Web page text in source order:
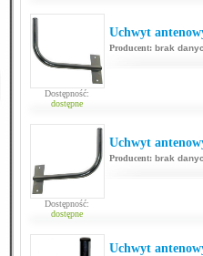
Dostępność:
dostępne
Uchwyt
Producent: brak
Dostępność:
dostępne
Uchwyt
Producent: brak
Uchwyt